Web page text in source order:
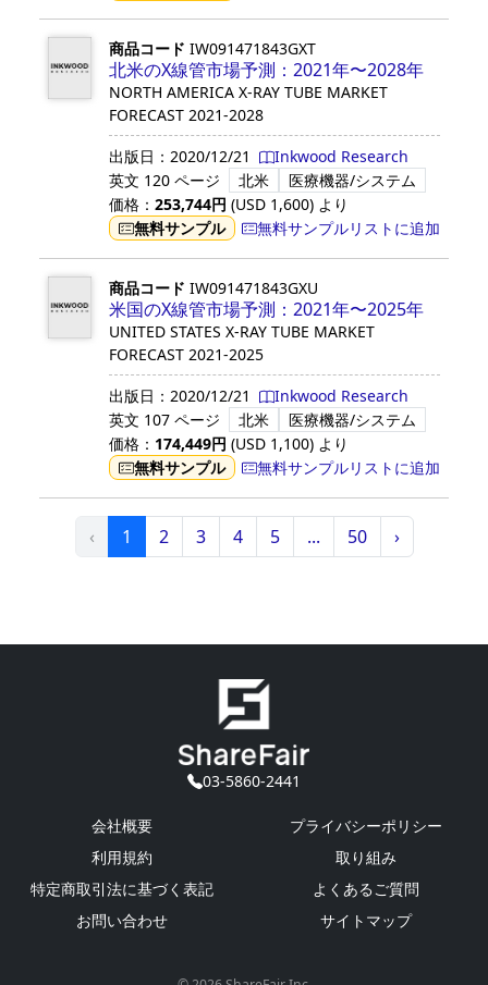
商品コード IW091471843GXT
北米のX線管市場予測：2021年〜2028年
NORTH AMERICA X-RAY TUBE MARKET
FORECAST 2021-2028
出版日： 2020/12/21
Inkwood Research
英文 120 ページ 北米
医療機器/システム
価格： 253,744円 (USD 1,600) より
無料サンプル
無料サンプルリストに追加
商品コード IW091471843GXU
米国のX線管市場予測：2021年〜2025年
UNITED STATES X-RAY TUBE MARKET
FORECAST 2021-2025
出版日： 2020/12/21
Inkwood Research
英文 107 ページ 北米
医療機器/システム
価格： 174,449円 (USD 1,100) より
無料サンプル
無料サンプルリストに追加
‹ 1 2 3 4 5 ... 50 ›
03-5860-2441
会社概要
プライバシーポリシー
利用規約
取り組み
特定商取引法に基づく表記
よくあるご質問
お問い合わせ
サイトマップ